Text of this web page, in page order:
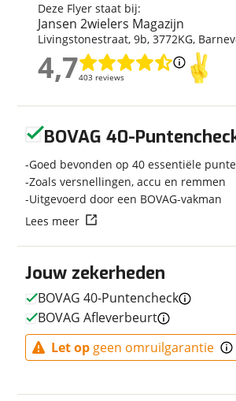
Wielmaat
28 inch
Nieuw of occasion
Nieuw
Transmissie
Naaf
Aantal versnellingen
8
Framemateriaal
Aluminium
Kleur
Wit
Fabriekskleur
Type remsysteem voor
Schijfrem
Merk remsysteem voor
Type primair remsysteem
Schijfrem
Merk primair remsysteem
achter
Deze Flyer staat bij:
Jansen 2wielers Magazijn
Livingstonestraat, 9b, 3772KG,
4,7403 reviews
4,7
Naam
E-mailadres
Telefoonnummer (optioneel)
Vraag mijn reservering
goed mogelijk bij de aanbieder te brengen.
Jouw zekerheden
BOVAG 40-Puntencheck
BOVAG Afleverbeurt
Let op geen omruilgarantie
BOVAG 40-
Goed bevonden op 40 essentiële
Zoals versnellingen, accu en remmen
Uitgevoerd door een BOVAG-vakman
Lees meer